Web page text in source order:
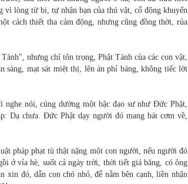
lòng từ bi, tự nhận bạn của thú vật, cổ động khuyến
cách thiết tha cảm động, nhưng cũng đồng thời, rủa
nhưng chỉ tôn trọng, Phật Tánh của các con vật,
sàng, mạt sát miệt thị, lên án phỉ báng, không tiếc lời
nói, cúng dường một bậc đạo sư như Ðức Phật,
Dạ chưa. Ðức Phật dạy người đó mang bát cơm về,
pháp phạt tù thật nặng một con người, nếu người đó
ở vỉa hè, suốt cả ngày trời, thời tiết giá băng, có ông
đó, dẫn con chó nhỏ, để nằm bên cạnh, liền nhận